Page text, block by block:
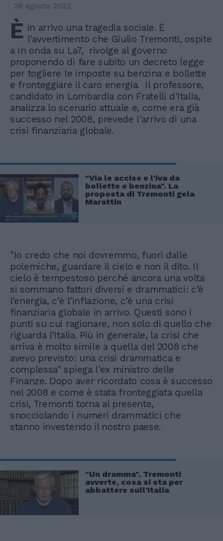
26 agosto 2022
È in arrivo una tragedia sociale. È
l'avvertimento che Giulio Tremonti, ospite
a In onda su La7, rivolge al governo
proponendo di fare subito un decreto legge
per togliere le imposte su benzina e bollette
e fronteggiare il caro energia. Il professore,
candidato in Lombardia con Fratelli d'Italia,
analizza lo scenario attuale e, come era già
successo nel 2008, prevede l'arrivo di una
crisi finanziaria globale.
"Via le accise e l'iva da
bollette e benzina". La
proposta di Tremonti gela
Marattin
"Io credo che noi dovremmo, fuori dalle
polemiche, guardare il cielo e non il dito. Il
cielo è tempestoso perché ancora una volta
si sommano fattori diversi e drammatici: c’è
l’energia, c’è l’inflazione, c’è una crisi
finanziaria globale in arrivo. Questi sono i
punti su cui ragionare, non solo di quello che
riguarda l’Italia. Più in generale, la crisi che
arriva è molto simile a quella del 2008 che
avevo previsto: una crisi drammatica e
complessa" spiega l'ex ministro delle
Finanze. Dopo aver ricordato cosa è successo
nel 2008 e come è stata fronteggiata quella
crisi, Tremonti torna al presente,
snocciolando i numeri drammatici che
stanno investendo il nostro paese.
"Un dramma". Tremonti
avverte, cosa si sta per
abbattere sull'Italia